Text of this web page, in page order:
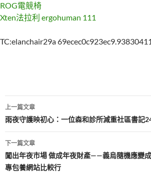
ROG電競椅
Xten法拉利 ergohuman 111
TC:elanchair29a 69ecec0c923ec9.93830411
文
章
導
覽
上一篇文章
雨夜守護映初心：一位森和診所減重社區書記
下一篇文章
闖出年夜市場 做成年夜財產——義烏隨機應變
專包養網站比較行